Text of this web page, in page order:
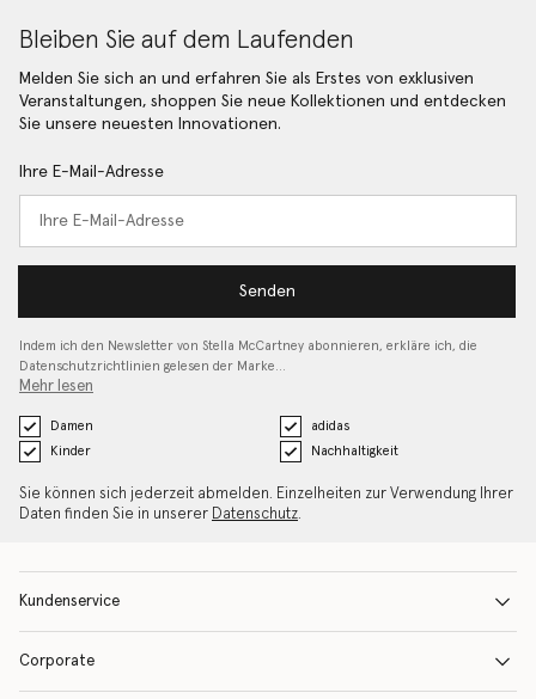
Bleiben Sie auf dem Laufenden
Melden Sie sich an und erfahren Sie als Erstes von exklusiven
Veranstaltungen, shoppen Sie neue Kollektionen und entdecken
Sie unsere neuesten Innovationen.
Ihre E-Mail-Adresse
Senden
Indem ich den Newsletter von Stella McCartney abonnieren, erkläre ich, die
Datenschutzrichtlinien gelesen der Marke…
Mehr lesen
Damen
adidas
Kinder
Nachhaltigkeit
Sie können sich jederzeit abmelden. Einzelheiten zur Verwendung Ihrer
Daten finden Sie in unserer Datenschutz.
Kundenservice
Corporate